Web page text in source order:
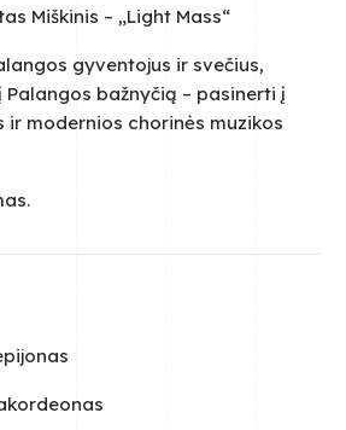
Miškinis – „Light Mass“
gyventojus ir svečius,
Palangos bažnyčią – pasinerti į
ir modernios chorinės muzikos